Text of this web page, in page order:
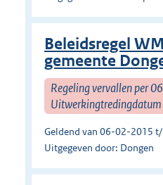
Beleidsregel
gemeente
Regeling vervallen per
Geldend van 06-02-2015
Uitgegeven door: Dongen